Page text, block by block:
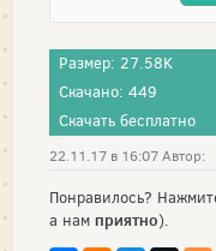
Размер: 27.58K
Скачано: 449
Скачать бесплатно
22.11.17 в 16:07 Автор:
Понравилось?
а нам приятно).